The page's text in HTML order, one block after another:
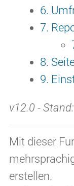
6.
7.
8.
9.
v12.0 -
Mit dieser
erstellen.